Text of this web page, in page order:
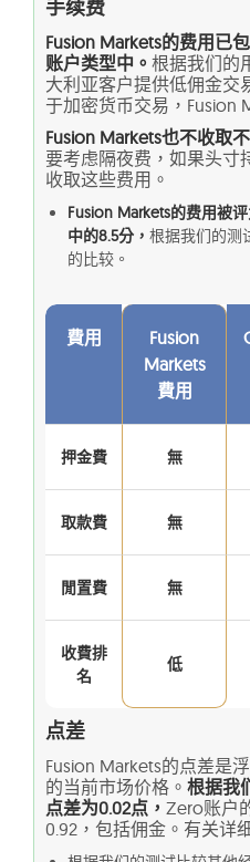
手续费
Fusion Markets的费用已
账户类型中。 根据我们的
大利亚客户提供低佣金交
于加密货币交易，Fusion
Fusion Markets也不收取
要考虑隔夜费，如果头寸
收取这些费用。
Fusion Markets的费用被
中的8.5分， 根据我们的测
的比较。
費用
Fusion
Markets
費用
押金費 無
取款費 無
閒置費 無
收費排
名
低
点差
Fusion Markets的点差是
的当前市场价格。 根据我
点差为0.02点， Zero账户
0.92，包括佣金。有关详